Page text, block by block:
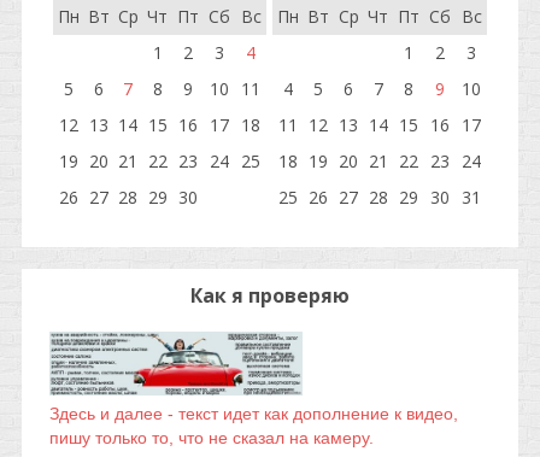
Пн Вт Ср Чт Пт Сб Вс
1
2 3
4
5
6 7 8 9 10
11
12 13 14 15 16 17 18
19 20 21 22 23 24 25
26 27 28 29 30
Пн Вт Ср Чт Пт Сб Вс
1
2
3
4
5 6 7 8 9
10
11
12 13 14 15 16
17
18 19 20 21 22 23
24
25 26 27 28 29 30 31
Как я проверяю
Здесь и далее - текст идет как дополнение к видео,
пишу только то, что не сказал на камеру.